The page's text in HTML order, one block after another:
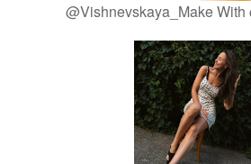
@Vishnevskaya_Make With